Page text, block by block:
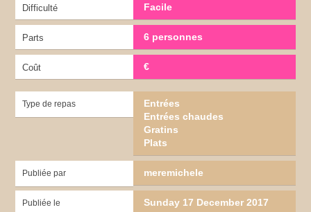
Difficulté Facile
Parts 6 personnes
Coût €
Type de repas
Entrées
Entrées chaudes
Gratins
Plats
Publiée par meremichele
Publiée le Sunday 17 December 2017